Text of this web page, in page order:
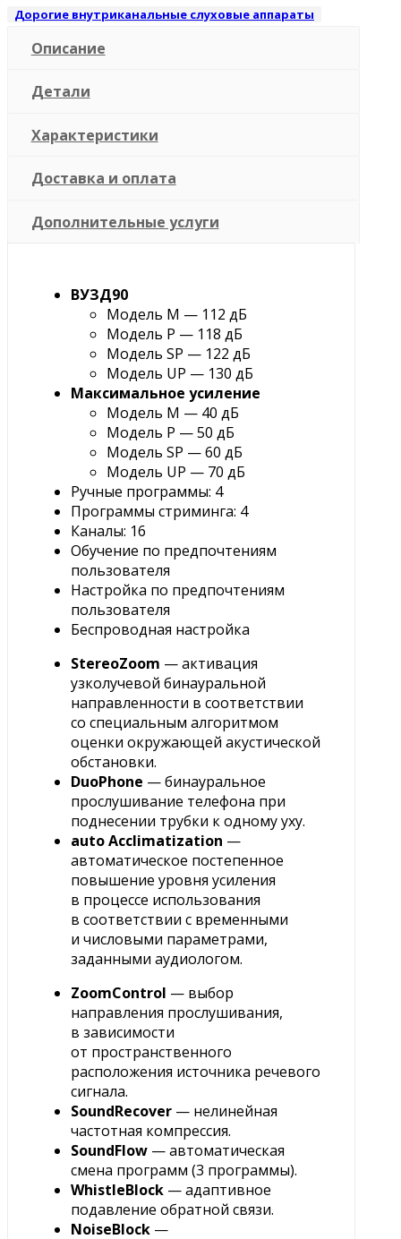
Дорогие внутриканальные слуховые аппараты
Описание
Детали
Характеристики
Доставка и оплата
Дополнительные услуги
ВУЗД90
Модель M — 112 дБ
Модель P — 118 дБ
Модель SP — 122 дБ
Модель UP — 130 дБ
Максимальное усиление
Модель M — 40 дБ
Модель P — 50 дБ
Модель SP — 60 дБ
Модель UP — 70 дБ
Ручные программы: 4
Программы стриминга: 4
Каналы: 16
Обучение по предпочтениям
пользователя
Настройка по предпочтениям
пользователя
Беспроводная настройка
StereoZoom — активация
узколучевой бинауральной
направленности в соответствии
со специальным алгоритмом
оценки окружающей акустической
обстановки.
DuoPhone — бинауральное
прослушивание телефона при
поднесении трубки к одному уху.
auto Acclimatization —
автоматическое постепенное
повышение уровня усиления
в процессе использования
в соответствии с временными
и числовыми параметрами,
заданными аудиологом.
ZoomControl — выбор
направления прослушивания,
в зависимости
от пространственного
расположения источника речевого
сигнала.
SoundRecover — нелинейная
частотная компрессия.
SoundFlow — автоматическая
смена программ (3 программы).
WhistleBlock — адаптивное
подавление обратной связи.
NoiseBlock —